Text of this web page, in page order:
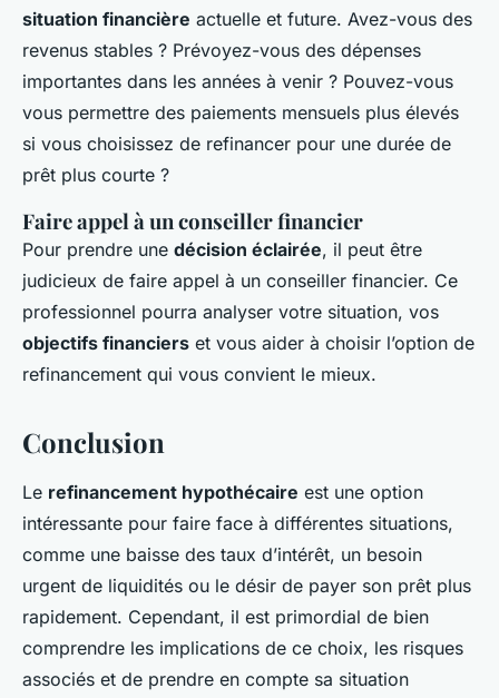
situation financière actuelle et future. Avez-vous des
revenus stables ? Prévoyez-vous des dépenses
importantes dans les années à venir ? Pouvez-vous
vous permettre des paiements mensuels plus élevés
si vous choisissez de refinancer pour une durée de
prêt plus courte ?
Faire appel à un conseiller financier
Pour prendre une décision éclairée, il peut être
judicieux de faire appel à un conseiller financier. Ce
professionnel pourra analyser votre situation, vos
objectifs financiers et vous aider à choisir l’option de
refinancement qui vous convient le mieux.
Conclusion
Le refinancement hypothécaire est une option
intéressante pour faire face à différentes situations,
comme une baisse des taux d’intérêt, un besoin
urgent de liquidités ou le désir de payer son prêt plus
rapidement. Cependant, il est primordial de bien
comprendre les implications de ce choix, les risques
associés et de prendre en compte sa situation